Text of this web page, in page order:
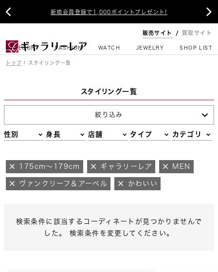
新規会員登録で1,000ポイントプレゼント!
 
販売サイト 買取サイト
CATEGORY FASHION WATCH JEWELRY SHOP LIST
トップ スタイリング一覧
スタイリング一覧
絞り込み
性別 身長 店舗 タイプ カテゴリ
175cm～179cm ギャラリーレア MEN
ヴァンクリーフ＆アーペル かわいい
検索条件に該当するコーディネートが見つかりませんで
した。 検索条件を変更してください。